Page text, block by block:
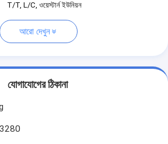
T/T, L/C, ওয়েস্টার্ন ইউনিয়ন
আরো দেখুন
যোগাযোগের ঠিকানা